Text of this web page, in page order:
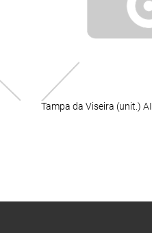
Tampa da Viseira (unit.)